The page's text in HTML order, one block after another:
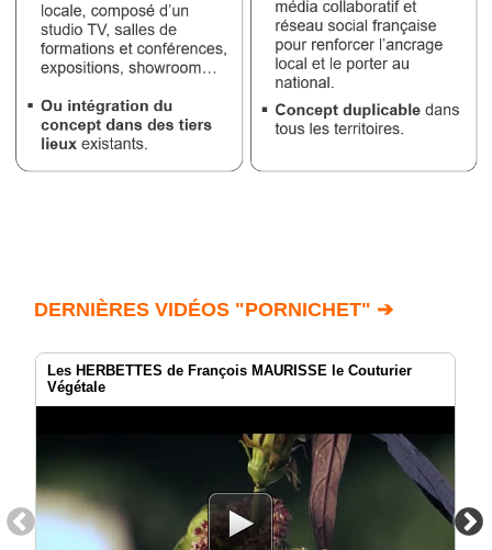
DERNIÈRES VIDÉOS "PORNICHET" ➔
Les HERBETTES de François MAURISSE le Couturier
Végétale